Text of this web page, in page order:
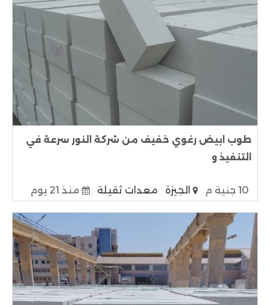
طوب ابيض رغوي خفيف من شركة النور سرعة في
التنفيذ و
10 جنية م الجيزة معدات ثقيلة منذ 21 يوم